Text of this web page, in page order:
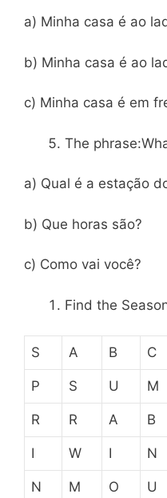
a) Minha casa é ao
b) Minha casa é ao
c) Minha casa é em
The
a) Qual é a estação
b) Que horas são?
c) Como vai você?
Find the
S A B C
P S U M
R R A B
I W I N
N M O U